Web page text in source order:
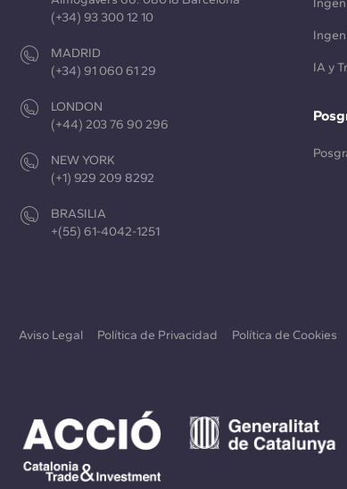
(+34) 93 300 12 10
MADRID
(+34) 91 060 61 29
LONDON
(+44) 203 76 90 296
NEW YORK
(+1) 929 209 8292
BRASILIA
+(55) 61-4042-1251
IA y
Aviso Legal Política de Privacidad Política de Cookies